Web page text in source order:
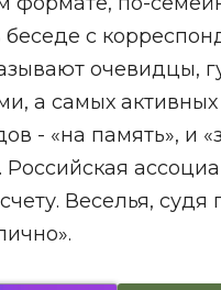
с
очевидцы,
а самых
- «на память», и
Веселья, судя